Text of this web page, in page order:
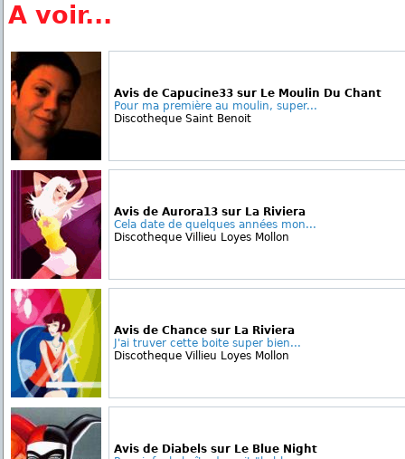
A voir...
Avis de Capucine33 sur Le Moulin Du Chant
Pour ma première au moulin, super...
Discotheque Saint Benoit
Avis de Aurora13 sur La Riviera
Cela date de quelques années mon...
Discotheque Villieu Loyes Mollon
Avis de Chance sur La Riviera
J'ai truver cette boite super bien...
Discotheque Villieu Loyes Mollon
Avis de Diabels sur Le Blue Night